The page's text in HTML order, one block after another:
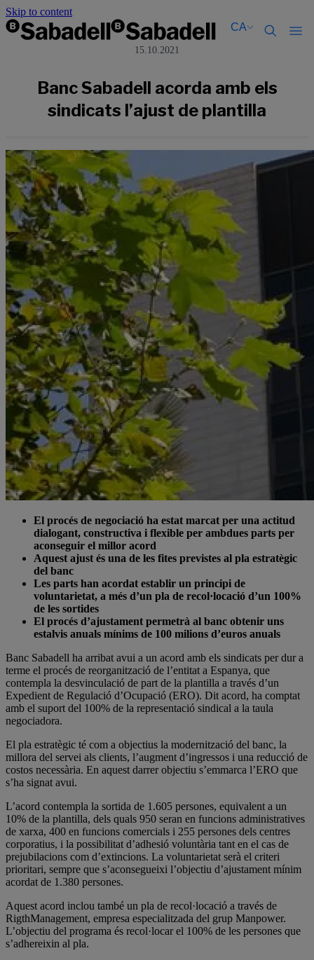
Skip to content
CA
English
Español
English
Español
15.10.2021
Banc Sabadell acorda amb els
sindicats l’ajust de plantilla
El procés de negociació ha estat marcat per una actitud
dialogant, constructiva i flexible per ambdues parts per
aconseguir el millor acord
Aquest ajust és una de les fites previstes al pla estratègic
del banc
Les parts han acordat establir un principi de
voluntarietat, a més d’un pla de recol·locació d’un 100%
de les sortides
El procés d’ajustament permetrà al banc obtenir uns
estalvis anuals mínims de 100 milions d’euros anuals
Banc Sabadell ha arribat avui a un acord amb els sindicats per dur a
terme el procés de reorganització de l’entitat a Espanya, que
contempla la desvinculació de part de la plantilla a través d’un
Expedient de Regulació d’Ocupació (ERO). Dit acord, ha comptat
amb el suport del 100% de la representació sindical a la taula
negociadora.
El pla estratègic té com a objectius la modernització del banc, la
millora del servei als clients, l’augment d’ingressos i una reducció de
costos necessària. En aquest darrer objectiu s’emmarca l’ERO que
s’ha signat avui.
L’acord contempla la sortida de 1.605 persones, equivalent a un
10% de la plantilla, dels quals 950 seran en funcions administratives
de xarxa, 400 en funcions comercials i 255 persones dels centres
corporatius, i la possibilitat d’adhesió voluntària tant en el cas de
prejubilacions com d’extincions. La voluntarietat serà el criteri
prioritari, sempre que s’aconsegueixi l’objectiu d’ajustament mínim
acordat de 1.380 persones.
Aquest acord inclou també un pla de recol·locació a través de
RigthManagement, empresa especialitzada del grup Manpower.
L’objectiu del programa és recol·locar el 100% de les persones que
s’adhereixin al pla.